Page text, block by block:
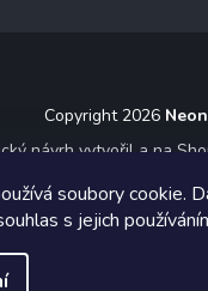
soubory cookie.
s jejich
Copyright 2026
návrh vytvořil a na